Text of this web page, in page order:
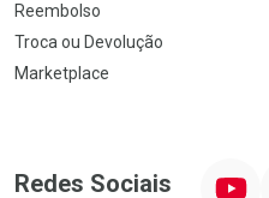
Reembolso
Troca ou Devolução
Marketplace
Redes Sociais